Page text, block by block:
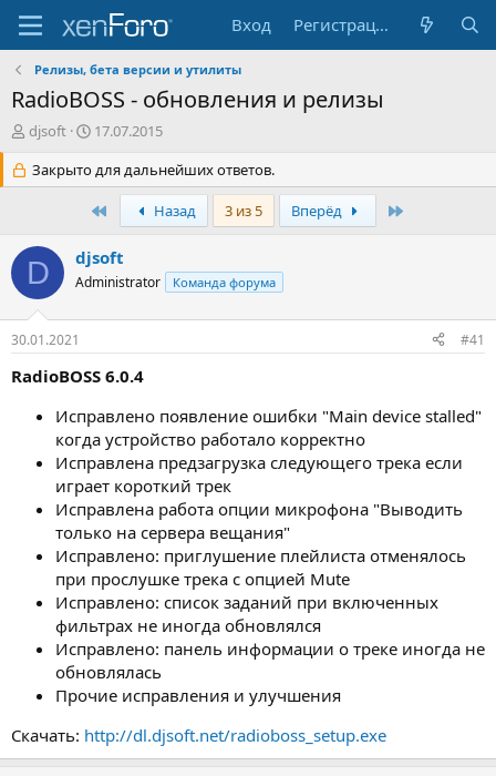
Вход Регистрация
Релизы, бета версии и утилиты
RadioBOSS - обновления и релизы
А
т
о
е
м
ы
djsoft
Д
т
а
н
а
л
17.07.2015
Закрыто для дальнейших ответов.
ПервыйНазад 3 из 5 Вперёд
D djsoft
Administrator Команда форума
30.01.2021 #41
RadioBOSS 6.0.4
Исправлено появление ошибки "Main device stalled"
когда устройство работало корректно
Исправлена предзагрузка следующего трека если
играет короткий трек
Исправлена работа опции микрофона "Выводить
только на сервера вещания"
Исправлено: приглушение плейлиста отменялось
при прослушке трека с опцией Mute
Исправлено: список заданий при включенных
фильтрах не иногда обновлялся
Исправлено: панель информации о треке иногда не
обновлялась
Прочие исправления и улучшения
Скачать: http://dl.djsoft.net/radioboss_setup.exe